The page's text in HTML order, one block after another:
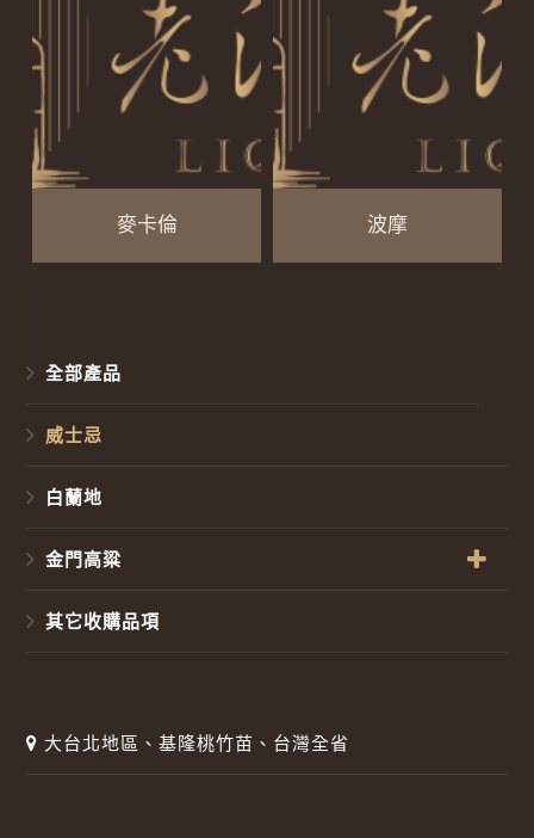
麥卡倫 波摩
全部產品
威士忌
白蘭地
金門高粱
其它收購品項
大台北地區、基隆桃竹苗、台灣全省